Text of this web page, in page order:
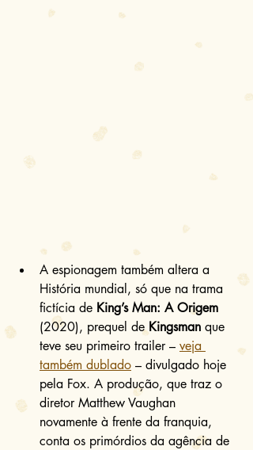
A espionagem também altera a
História mundial, só que na trama
fictícia de King’s Man: A Origem
(2020), prequel de Kingsman que
teve seu primeiro trailer – veja
também dublado – divulgado hoje
pela Fox. A produção, que traz o
diretor Matthew Vaughan
novamente à frente da franquia,
conta os primórdios da agência de